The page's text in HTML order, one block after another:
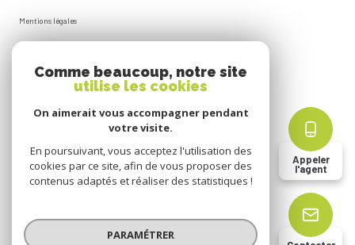
Appeler
l'agent
Mentions légales
Cookies
© 2026 | Tous droits réservés
Comme beaucoup, notre site
utilise les cookies
On aimerait vous accompagner pendant
votre visite.
En poursuivant, vous acceptez l'utilisation des
cookies par ce site, afin de vous proposer des
contenus adaptés et réaliser des statistiques !
PARAMÉTRER